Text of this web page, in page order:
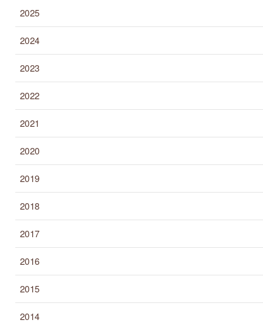
2025
2024
2023
2022
2021
2020
2019
2018
2017
2016
2015
2014